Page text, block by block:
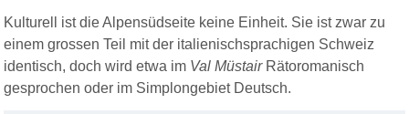
Kulturell ist die Alpensüdseite keine Einheit. Sie ist zwar zu
einem grossen Teil mit der italienischsprachigen Schweiz
identisch, doch wird etwa im Val Müstair Rätoromanisch
gesprochen oder im Simplongebiet Deutsch.